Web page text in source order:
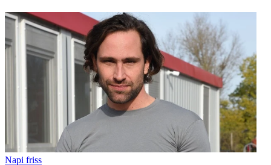
Napi friss